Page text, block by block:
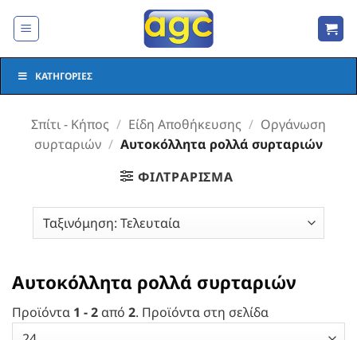
στο
ΚΑΤΗΓΟΡΊΕΣ
Σπίτι - Κήπος / Είδη Αποθήκευσης / Οργάνωση
συρταριών / Αυτοκόλλητα ρολλά συρταριών
ΦΙΛΤΡΆΡΙΣΜΑ
Αυτοκόλλητα ρολλά συρταριών
Προϊόντα 1 - 2 από 2. Προϊόντα στη σελίδα